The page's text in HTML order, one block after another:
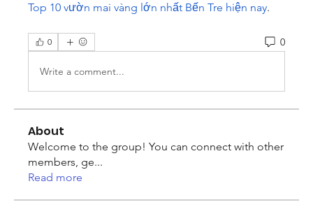
Top 10 vườn mai vàng lớn nhất Bến Tre hiện nay.
0 0
Write a comment...
About
Welcome to the group! You can connect with other
members, ge...
Read more